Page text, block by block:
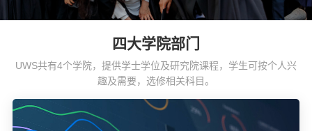
四大学院部门
UWS共有4个学院，提供学士学位及研究院课程，学生可按个人兴
趣及需要，选修相关科目。